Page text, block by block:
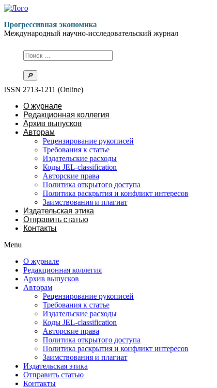
Перейти
содержимому
Прогрессивная экономика
Международный научно-исследовательский журнал
ISSN 2713-1211 (Online)
О журнале
Редакционная коллегия
Архив выпусков
Авторам
Рецензирование рукописей
Требования к статье
Издательские расходы
Коды JEL-classification
Авторские права
Политика открытого доступа
Политика раскрытия и конфликт интересов
Заимствования и плагиат
Издательская этика
Отправить статью
Контакты
Menu
О журнале
Редакционная коллегия
Архив выпусков
Авторам
Рецензирование рукописей
Требования к статье
Издательские расходы
Коды JEL-classification
Авторские права
Политика открытого доступа
Политика раскрытия и конфликт интересов
Заимствования и плагиат
Издательская этика
Отправить статью
Контакты